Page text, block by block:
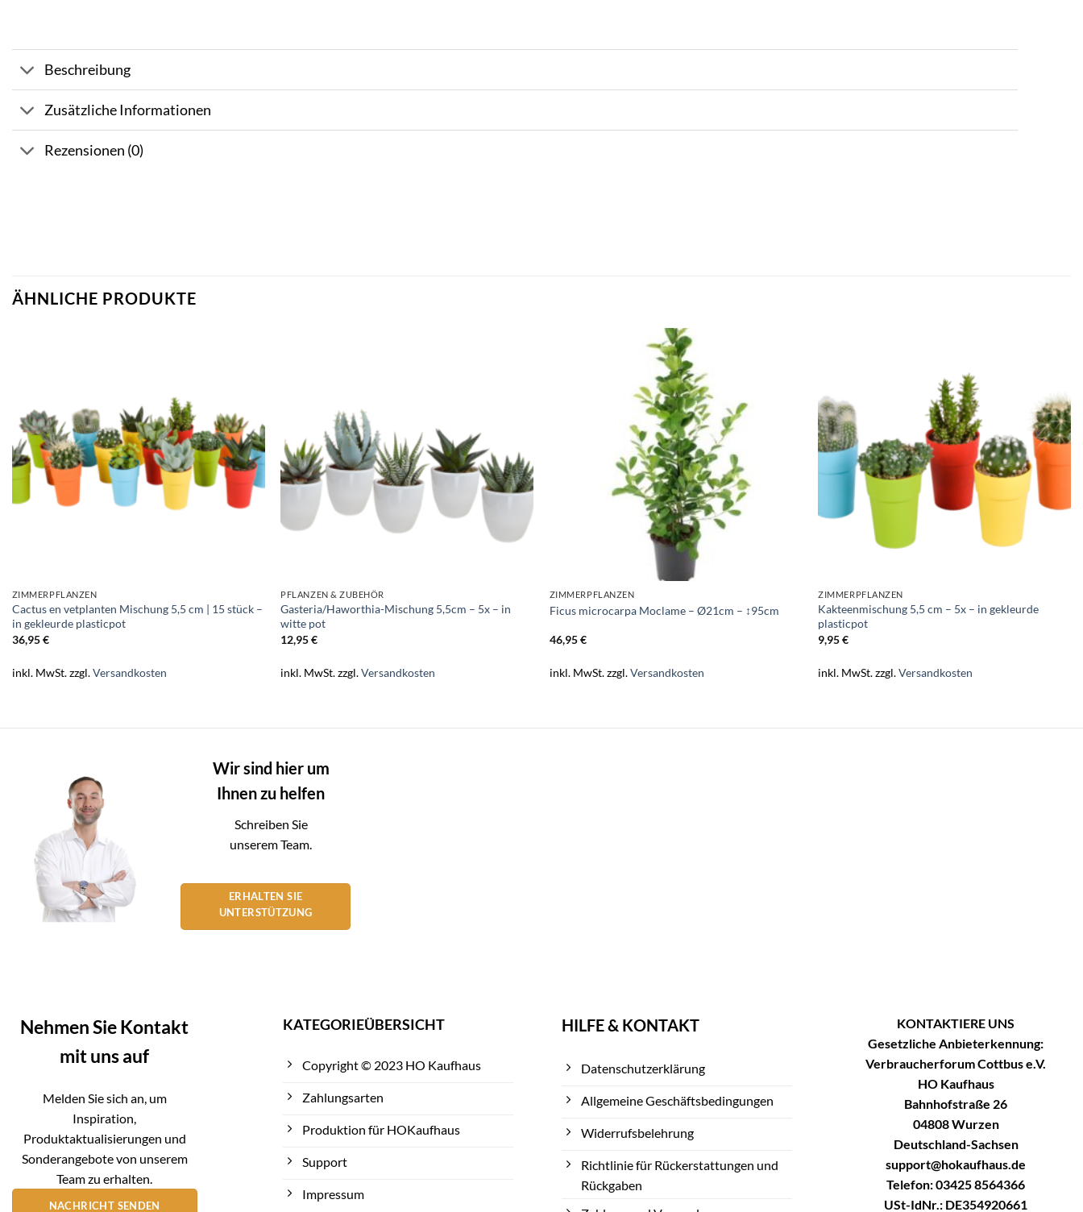
Beschreibung
Zusätzliche Informationen
Rezensionen (0)
ÄHNLICHE PRODUKTE
ZIMMERPFLANZEN
Cactus en vetplanten Mischung 5,5 cm | 15 stück –
in gekleurde plasticpot
36,95€
inkl. MwSt.zzgl.Versandkosten
PFLANZEN & ZUBEHÖR
Gasteria/Haworthia-Mischung 5,5cm – 5x – in
witte pot
12,95€
inkl. MwSt.zzgl.Versandkosten
ZIMMERPFLANZEN
Ficus microcarpa Moclame – Ø21cm – ↕95cm
46,95€
inkl. MwSt.zzgl.Versandkosten
ZIMMERPFLANZEN
Kakteenmischung 5,5 cm – 5x – in gekleurde
plasticpot
9,95€
inkl. MwSt.zzgl.Versandkosten
Wir sind hier um
Ihnen zu helfen
Schreiben Sie
unserem Team.
ERHALTEN SIE
UNTERSTÜTZUNG
Nehmen Sie Kontakt
mit uns auf
Melden Sie sich an, um
Inspiration,
Produktaktualisierungen und
Sonderangebote von unserem
Team zu erhalten.
NACHRICHT SENDEN
KATEGORIEÜBERSICHT
Copyright © 2023 HO Kaufhaus
Zahlungsarten
Produktion für HOKaufhaus
Support
Impressum
HILFE & KONTAKT
Datenschutzerklärung
Allgemeine Geschäftsbedingungen
Widerrufsbelehrung
Richtlinie für Rückerstattungen und
Rückgaben
KONTAKTIERE UNS
Gesetzliche Anbieterkennung:
Verbraucherforum Cottbus e.V.
HO Kaufhaus
Bahnhofstraße 26
04808 Wurzen
Deutschland-Sachsen
support@hokaufhaus.de
Telefon: 03425 8564366
USt-IdNr.: DE354920661